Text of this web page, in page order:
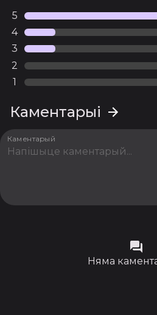
5
4
3
2
1
Каментарыі
Каментарый
Няма